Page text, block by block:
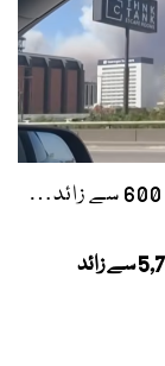
نیویارک: 2-K پروگرام کیلئے 5,700 سے زائد